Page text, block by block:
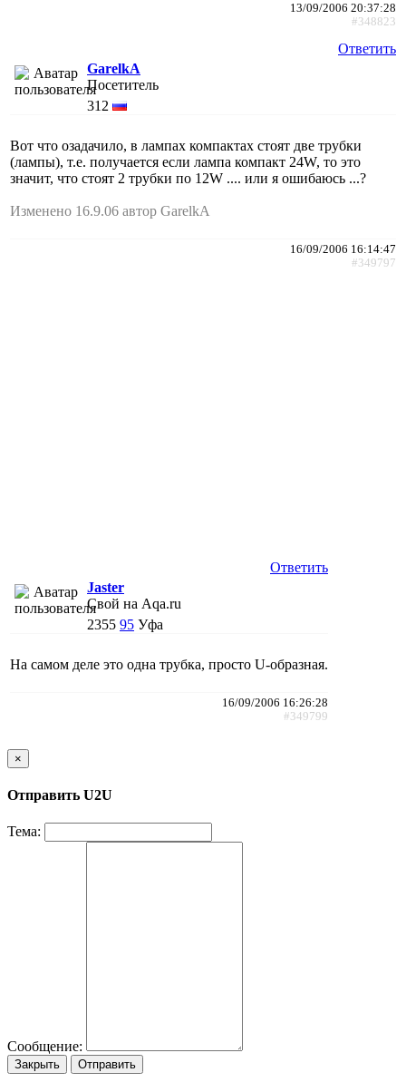
13/09/2006 20:37:28
#348823
Ответить
GarelkA
Посетитель
312
Вот что озадачило, в лампах компактах стоят две трубки
(лампы), т.е. получается если лампа компакт 24W, то это
значит, что стоят 2 трубки по 12W .... или я ошибаюсь ...?
Изменено 16.9.06 автор GarelkA
16/09/2006 16:14:47
#349797
Ответить
Jaster
Свой на Aqa.ru
2355 95 Уфа
На самом деле это одна трубка, просто U-образная.
16/09/2006 16:26:28
#349799
×
Отправить U2U
Тема:
Сообщение:
Закрыть Отправить